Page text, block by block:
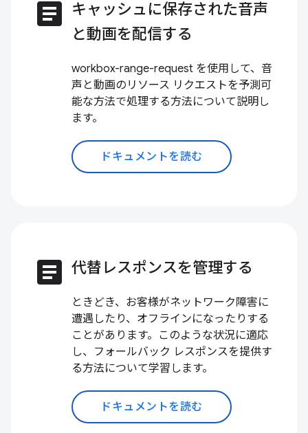
article キャッシュに保存された音声
と動画を配信する
workbox-range-request を使用して、音
声と動画のリソース リクエストを予測可
能な方法で処理する方法について説明し
ます。
ドキュメントを読む
article 代替レスポンスを管理する
ときどき、お客様がネットワーク障害に
遭遇したり、オフラインになったりする
ことがあります。このような状況に適応
し、フォールバック レスポンスを提供す
る方法について学習します。
ドキュメントを読む